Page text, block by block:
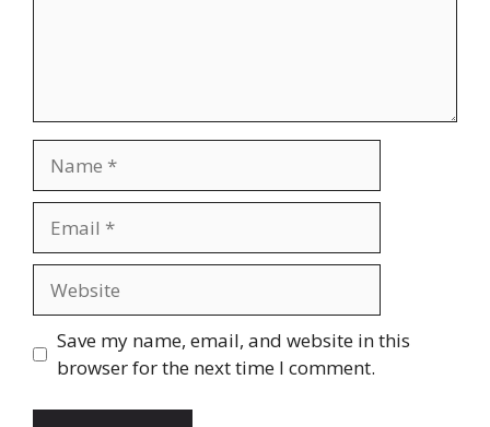
Save my name, email, and website in this
browser for the next time I comment.